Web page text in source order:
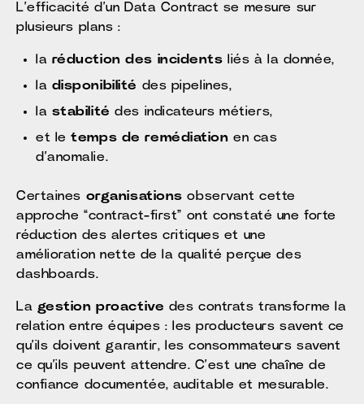
L’efficacité d’un Data Contract se mesure sur
plusieurs plans :
la réduction des incidents liés à la donnée,
la disponibilité des pipelines,
la stabilité des indicateurs métiers,
et letemps de remédiation en cas
d’anomalie.
Certaines organisations observant cette
approche “contract-first” ont constaté une forte
réduction des alertes critiques et une
amélioration nette de la qualité perçue des
dashboards.
La gestion proactive des contrats transforme la
relation entre équipes : les producteurs savent ce
qu’ils doivent garantir, les consommateurs savent
ce qu’ils peuvent attendre. C’est une chaîne de
confiance documentée, auditable et mesurable.